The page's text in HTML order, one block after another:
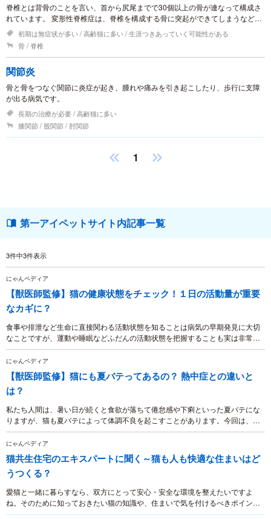
脊椎とは背骨のことを言い、首から尻尾までで30個以上の骨が連なって構成さ
れています。 変形性脊椎症は、脊椎を構成する骨に突起ができてしまうなどの
変形が起こる病気です。進行すると、隣り合う骨の突起同士がくっついたブリ
ッジという状態になることもあります。
初期は無症状が多い 高齢猫に多い 生涯つきあっていく可能性がある
骨
脊椎
関節炎
骨と骨をつなぐ関節に炎症が起き、腫れや痛みを引き起こしたり、歩行に支障
が出る病気です。
長期の治療が必要 高齢猫に多い
膝関節
股関節 肘関節
1
第一アイペットサイト内記事一覧
3件中3件表示
にゃんペディア
【獣医師監修】猫の健康状態をチェック！１日の活動量が重要
なカギに？
食事や排泄など生命に直接関わる活動状態を知ることは病気の早期発見に大切
なことですが、運動や睡眠などふだんの活動状態を把握することも実は非常に
重要です。「最近寝てばかりいる」、「遊ばなくなった」など活動に起きるち
ょっとした変化が、病気を知る重要な手がかりとなります。ここでは、１日の
活動の変化が知らせる病気のサインについて解説します。
にゃんペディア
【獣医師監修】猫にも夏バテってあるの？ 熱中症との違いと
は？
私たち人間は、暑い日が続くと食欲が落ちて倦怠感や下痢といった夏バテにな
りますが、猫も夏バテによって体調不良を起こすことがあります。今回は、猫
の夏バテの症状とその対処法についてご紹介します。
にゃんペディア
猫共生住宅のエキスパートに聞く～猫も人も快適な住まいはど
うつくる？
愛猫と一緒に暮らすなら、双方にとって安心・安全な環境を整えたいですよ
ね。そのために知っておきたい猫の知識や、住まいで気を付けるべきポイント
とは？愛犬・愛猫向け住宅の専門雑誌『アミリエマガジン』編集部が、猫のエ